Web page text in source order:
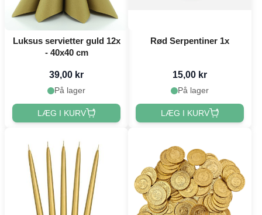
Luksus servietter guld 12x
- 40x40 cm
39,00 kr
På lager
LÆG I KURV
Rød Serpentiner 1x
15,00 kr
På lager
LÆG I KURV